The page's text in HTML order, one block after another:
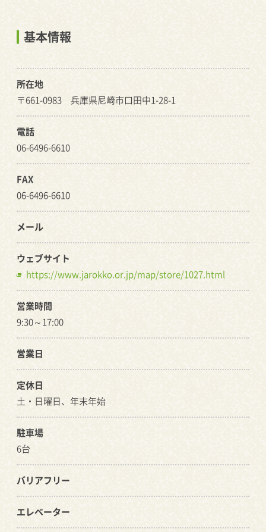
基本情報
所在地
〒661-0983 兵庫県尼崎市口田中1-28-1
電話
06-6496-6610
FAX
06-6496-6610
メール
ウェブサイト
https://www.jarokko.or.jp/map/store/1027.html
営業時間
9:30～17:00
営業日
定休日
土・日曜日、年末年始
駐車場
6台
バリアフリー
エレベーター